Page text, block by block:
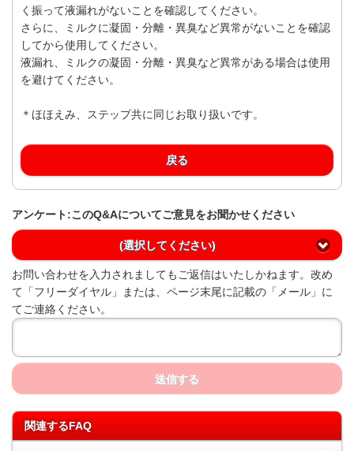
く振って液漏れがないことを確認してください。
さらに、ミルクに凝固・分離・異臭など異常がないことを確認
してから使用してください。
液漏れ、ミルクの凝固・分離・異臭など異常がある場合は使用
を避けてください。
＊ほほえみ、ステップ共に同じお取り扱いです。
戻る
アンケート:このQ&Aについてご意見をお聞かせください
(選択してください)
お問い合わせを入力されましてもご返信はいたしかねます。改め
て「フリーダイヤル」または、ページ末尾に記載の「メール」に
てご連絡ください。
送信する
関連するFAQ